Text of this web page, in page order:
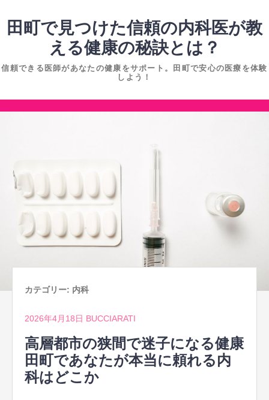
ツ
田町で見つけた信頼の内科医が教
える健康の秘訣とは？
信頼できる医師があなたの健康をサポート。田町で安心の医療を体験
しよう！
コ
ツ
カテゴリー: 内科
2026年4月18日 BUCCIARATI
高層都市の狭間で迷子になる健康
田町であなたが本当に頼れる内
科はどこか